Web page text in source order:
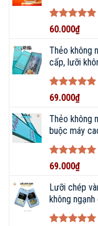
Chuyên tư
sản
ĐẠI LÝ
CÂU
Được xếp
hạng55
sao
60.000₫
Thẻo không
cấp, lưỡi
Được xếp
hạng55
sao
69.000₫
Thẻo không
buộc máy
Được xếp
hạng55
sao
69.000₫
Lưỡi chép
không